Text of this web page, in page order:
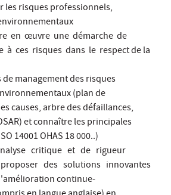
les risques professionnels,
en œuvre une démarche de
à ces risques dans le respect de la
management des risques
(plan de
causes, arbre des défaillances,
et connaître les principales
14001 OHAS 18 000..)
critique et de rigueur
des solutions innovantes
continue-